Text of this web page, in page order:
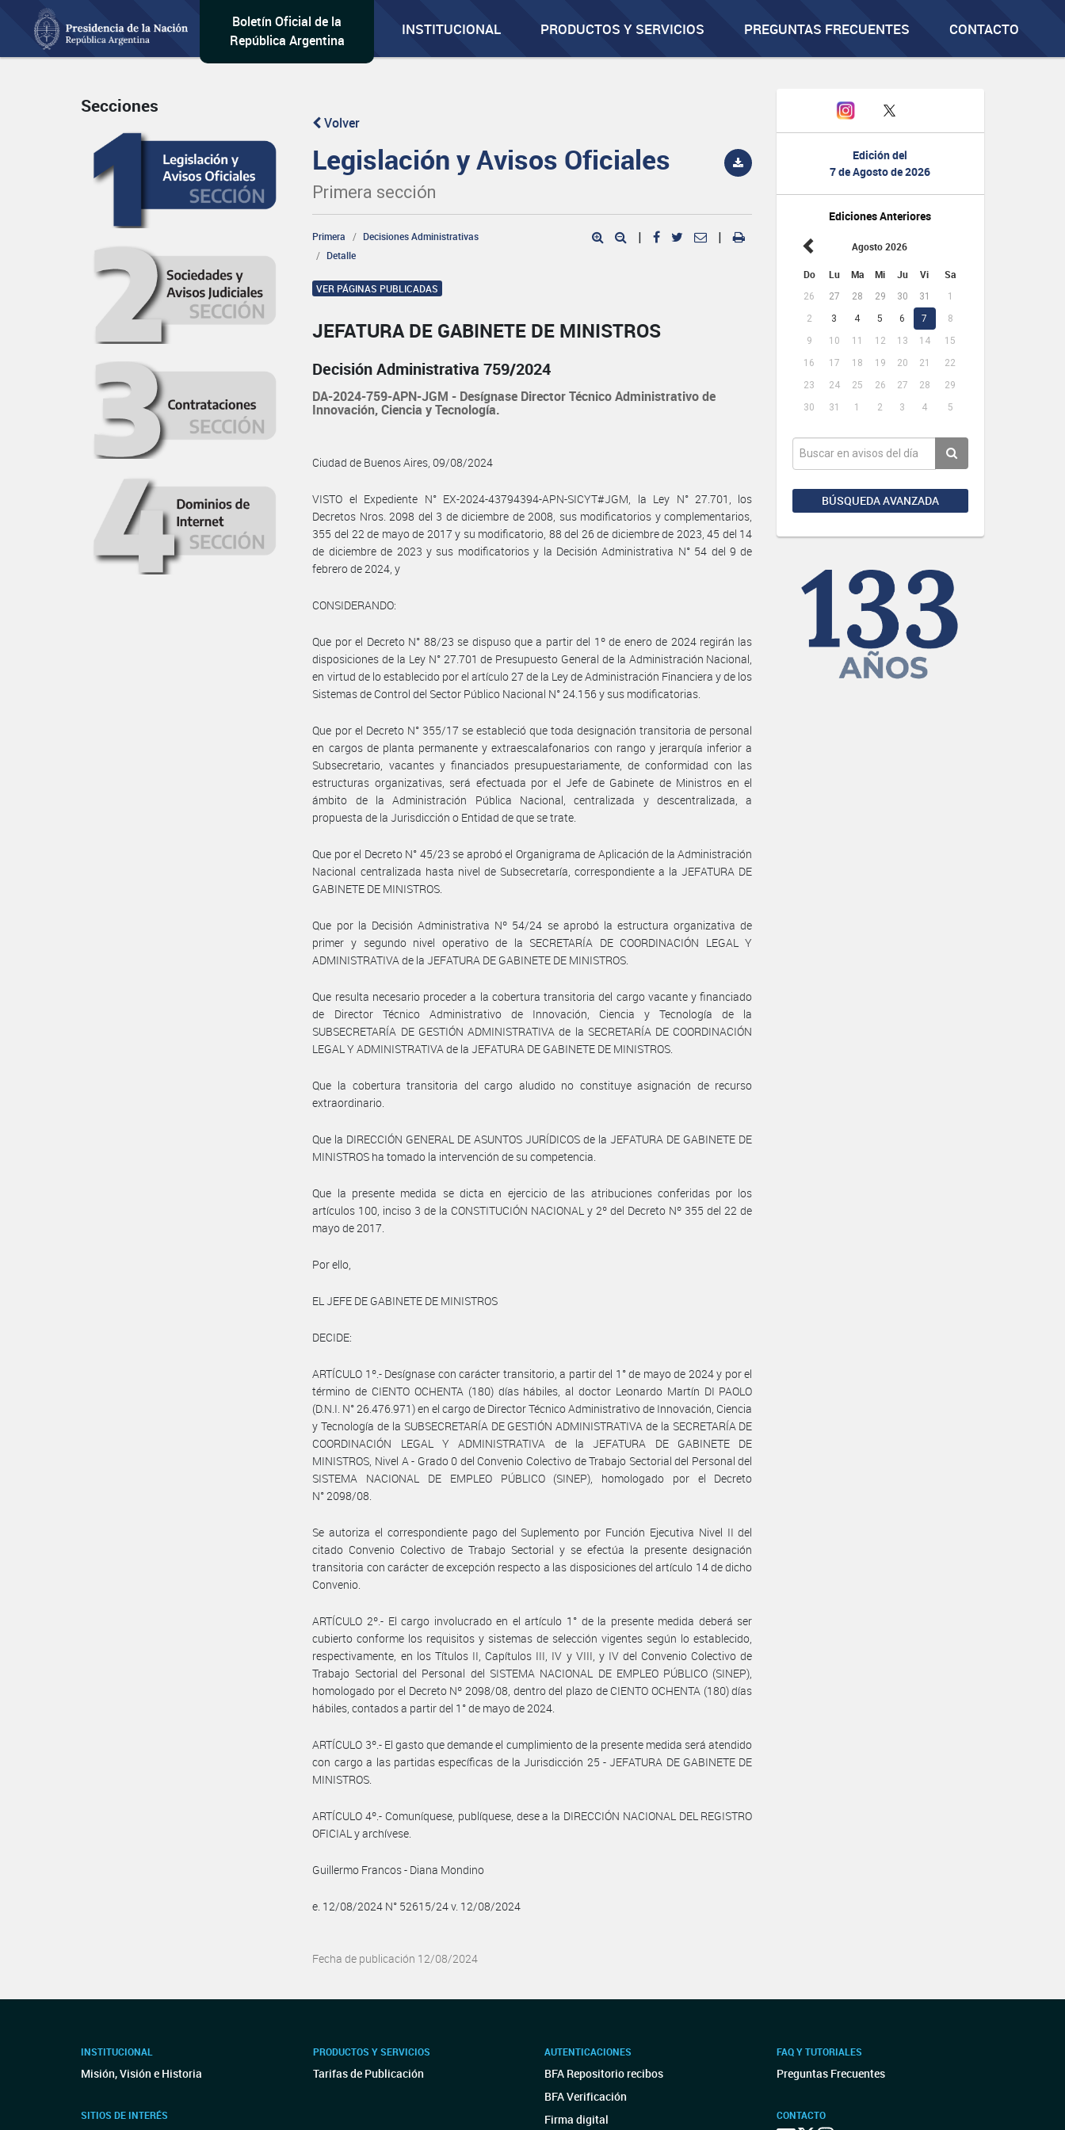
Boletín Oficial de la
República Argentina
INSTITUCIONAL PRODUCTOS Y SERVICIOS PREGUNTAS FRECUENTES CONTACTO
Edición del
7 de Agosto de 2026
Ediciones Anteriores
Agosto 2026
Do Lu Ma Mi Ju Vi Sa
26 27 28 29 30 31
1
2
3 4 5 6 7
8
9
10 11 12 13 14
15
16
17 18 19 20 21
22
23
24 25 26 27 28
29
30
31 1 2 3 4 5
BÚSQUEDA AVANZADA
Secciones
Volver
Legislación y Avisos Oficiales
Primera sección
Primera
Decisiones Administrativas
Detalle
| |
VER PÁGINAS PUBLICADAS
JEFATURA DE GABINETE DE MINISTROS
Decisión Administrativa 759/2024
DA-2024-759-APN-JGM - Desígnase Director Técnico Administrativo de
Innovación, Ciencia y Tecnología.
Ciudad de Buenos Aires, 09/08/2024
VISTO el Expediente N° EX-2024-43794394-APN-SICYT#JGM, la Ley N° 27.701, los
Decretos Nros. 2098 del 3 de diciembre de 2008, sus modificatorios y complementarios,
355 del 22 de mayo de 2017 y su modificatorio, 88 del 26 de diciembre de 2023, 45 del 14
de diciembre de 2023 y sus modificatorios y la Decisión Administrativa N° 54 del 9 de
febrero de 2024, y
CONSIDERANDO:
Que por el Decreto N° 88/23 se dispuso que a partir del 1º de enero de 2024 regirán las
disposiciones de la Ley N° 27.701 de Presupuesto General de la Administración Nacional,
en virtud de lo establecido por el artículo 27 de la Ley de Administración Financiera y de los
Sistemas de Control del Sector Público Nacional N° 24.156 y sus modificatorias.
Que por el Decreto N° 355/17 se estableció que toda designación transitoria de personal
en cargos de planta permanente y extraescalafonarios con rango y jerarquía inferior a
Subsecretario, vacantes y financiados presupuestariamente, de conformidad con las
estructuras organizativas, será efectuada por el Jefe de Gabinete de Ministros en el
ámbito de la Administración Pública Nacional, centralizada y descentralizada, a
propuesta de la Jurisdicción o Entidad de que se trate.
Que por el Decreto N° 45/23 se aprobó el Organigrama de Aplicación de la Administración
Nacional centralizada hasta nivel de Subsecretaría, correspondiente a la JEFATURA DE
GABINETE DE MINISTROS.
Que por la Decisión Administrativa Nº 54/24 se aprobó la estructura organizativa de
primer y segundo nivel operativo de la SECRETARÍA DE COORDINACIÓN LEGAL Y
ADMINISTRATIVA de la JEFATURA DE GABINETE DE MINISTROS.
Que resulta necesario proceder a la cobertura transitoria del cargo vacante y financiado
de Director Técnico Administrativo de Innovación, Ciencia y Tecnología de la
SUBSECRETARÍA DE GESTIÓN ADMINISTRATIVA de la SECRETARÍA DE COORDINACIÓN
LEGAL Y ADMINISTRATIVA de la JEFATURA DE GABINETE DE MINISTROS.
Que la cobertura transitoria del cargo aludido no constituye asignación de recurso
extraordinario.
Que la DIRECCIÓN GENERAL DE ASUNTOS JURÍDICOS de la JEFATURA DE GABINETE DE
MINISTROS ha tomado la intervención de su competencia.
Que la presente medida se dicta en ejercicio de las atribuciones conferidas por los
artículos 100, inciso 3 de la CONSTITUCIÓN NACIONAL y 2º del Decreto Nº 355 del 22 de
mayo de 2017.
Por ello,
EL JEFE DE GABINETE DE MINISTROS
DECIDE:
ARTÍCULO 1º.- Desígnase con carácter transitorio, a partir del 1° de mayo de 2024 y por el
término de CIENTO OCHENTA (180) días hábiles, al doctor Leonardo Martín DI PAOLO
(D.N.I. N° 26.476.971) en el cargo de Director Técnico Administrativo de Innovación, Ciencia
y Tecnología de la SUBSECRETARÍA DE GESTIÓN ADMINISTRATIVA de la SECRETARÍA DE
COORDINACIÓN LEGAL Y ADMINISTRATIVA de la JEFATURA DE GABINETE DE
MINISTROS, Nivel A - Grado 0 del Convenio Colectivo de Trabajo Sectorial del Personal del
SISTEMA NACIONAL DE EMPLEO PÚBLICO (SINEP), homologado por el Decreto
N° 2098/08.
Se autoriza el correspondiente pago del Suplemento por Función Ejecutiva Nivel II del
citado Convenio Colectivo de Trabajo Sectorial y se efectúa la presente designación
transitoria con carácter de excepción respecto a las disposiciones del artículo 14 de dicho
Convenio.
ARTÍCULO 2º.- El cargo involucrado en el artículo 1° de la presente medida deberá ser
cubierto conforme los requisitos y sistemas de selección vigentes según lo establecido,
respectivamente, en los Títulos II, Capítulos III, IV y VIII, y IV del Convenio Colectivo de
Trabajo Sectorial del Personal del SISTEMA NACIONAL DE EMPLEO PÚBLICO (SINEP),
homologado por el Decreto Nº 2098/08, dentro del plazo de CIENTO OCHENTA (180) días
hábiles, contados a partir del 1° de mayo de 2024.
ARTÍCULO 3º.- El gasto que demande el cumplimiento de la presente medida será atendido
con cargo a las partidas específicas de la Jurisdicción 25 - JEFATURA DE GABINETE DE
MINISTROS.
ARTÍCULO 4º.- Comuníquese, publíquese, dese a la DIRECCIÓN NACIONAL DEL REGISTRO
OFICIAL y archívese.
Guillermo Francos - Diana Mondino
e. 12/08/2024 N° 52615/24 v. 12/08/2024
Fecha de publicación 12/08/2024
INSTITUCIONAL
Misión, Visión e Historia
SITIOS DE INTERÉS
PRODUCTOS Y SERVICIOS
Tarifas de Publicación
AUTENTICACIONES
BFA Repositorio recibos
BFA Verificación
Firma digital
FAQ Y TUTORIALES
Preguntas Frecuentes
CONTACTO